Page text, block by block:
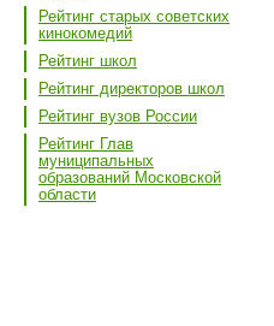
Рейтинг старых советских
кинокомедий
Рейтинг школ
Рейтинг директоров школ
Рейтинг вузов России
Рейтинг Глав
муниципальных
образований Московской
области